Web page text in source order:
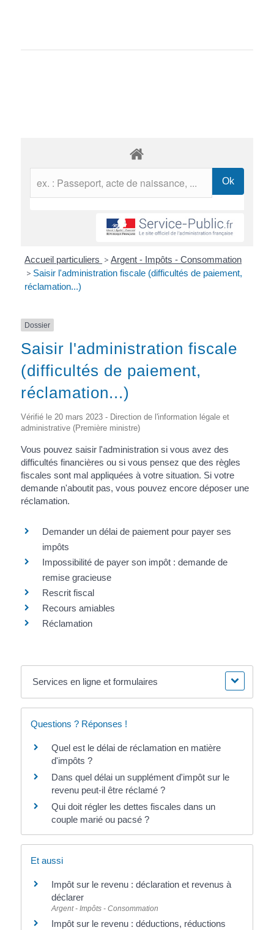
Accueil particuliers > Argent - Impôts - Consommation
> Saisir l'administration fiscale (difficultés de paiement,
réclamation...)
Dossier
Saisir l'administration fiscale
(difficultés de paiement,
réclamation...)
Vérifié le 20 mars 2023 - Direction de l'information légale et
administrative (Première ministre)
Vous pouvez saisir l'administration si vous avez des
difficultés financières ou si vous pensez que des règles
fiscales sont mal appliquées à votre situation. Si votre
demande n'aboutit pas, vous pouvez encore déposer une
réclamation.
Demander un délai de paiement pour payer ses
impôts
Impossibilité de payer son impôt : demande de
remise gracieuse
Rescrit fiscal
Recours amiables
Réclamation
Services en ligne et formulaires
Questions ? Réponses !
Quel est le délai de réclamation en matière
d'impôts ?
Dans quel délai un supplément d'impôt sur le
revenu peut-il être réclamé ?
Qui doit régler les dettes fiscales dans un
couple marié ou pacsé ?
Et aussi
Impôt sur le revenu : déclaration et revenus à
déclarer
Argent - Impôts - Consommation
Impôt sur le revenu : déductions, réductions